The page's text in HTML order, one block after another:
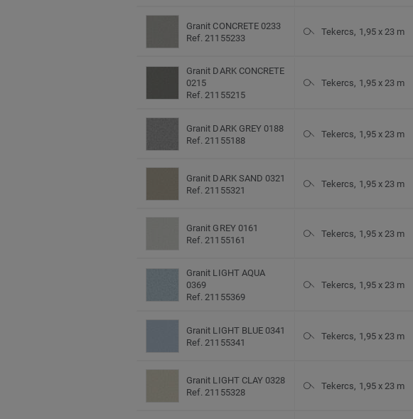
Granit CONCRETE 0233
Ref. 21155233
Tekercs, 1,95 x 23 m
Granit DARK CONCRETE
0215
Ref. 21155215
Tekercs, 1,95 x 23 m
Granit DARK GREY 0188
Ref. 21155188
Tekercs, 1,95 x 23 m
Granit DARK SAND 0321
Ref. 21155321
Tekercs, 1,95 x 23 m
Granit GREY 0161
Ref. 21155161
Tekercs, 1,95 x 23 m
Granit LIGHT AQUA
0369
Ref. 21155369
Tekercs, 1,95 x 23 m
Granit LIGHT BLUE 0341
Ref. 21155341
Tekercs, 1,95 x 23 m
Granit LIGHT CLAY 0328
Ref. 21155328
Tekercs, 1,95 x 23 m